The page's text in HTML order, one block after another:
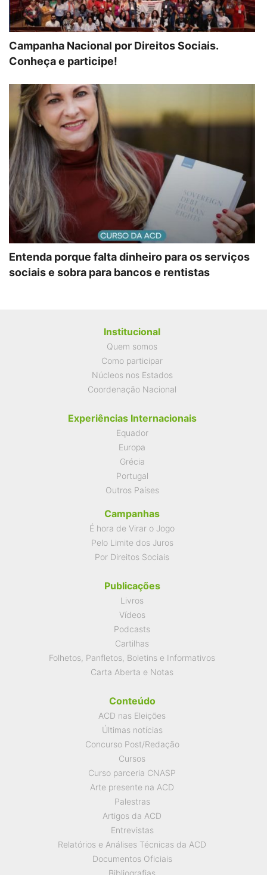
Campanha Nacional por Direitos Sociais.
Conheça e participe!
Entenda porque falta dinheiro para os serviços
sociais e sobra para bancos e rentistas
Institucional
Quem somos
Como participar
Núcleos nos Estados
Coordenação Nacional
Experiências Internacionais
Equador
Europa
Grécia
Portugal
Outros Países
Campanhas
É hora de Virar o Jogo
Pelo Limite dos Juros
Por Direitos Sociais
Publicações
Livros
Vídeos
Podcasts
Cartilhas
Folhetos, Panfletos, Boletins e Informativos
Carta Aberta e Notas
Conteúdo
ACD nas Eleições
Últimas notícias
Concurso Post/Redação
Cursos
Curso parceria CNASP
Arte presente na ACD
Palestras
Artigos da ACD
Entrevistas
Relatórios e Análises Técnicas da ACD
Documentos Oficiais
Bibliografias